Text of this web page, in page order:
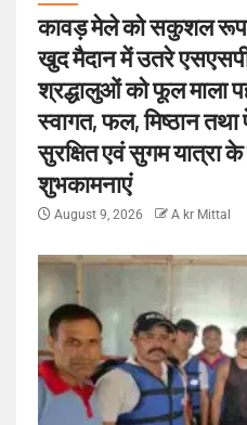
कावड़ मेले को सकुशल
खुद मैदान में उतरे
श्रद्धालुओं को फूल माला
स्वागत, फल, मिष्ठान तथा
सुरक्षित एवं सुगम यात्रा
शुभकामनाएं
August 9, 2026 A kr Mittal